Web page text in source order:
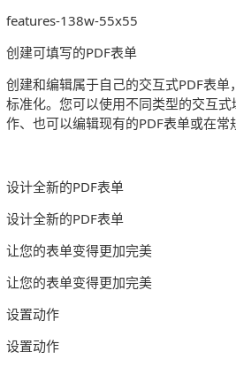
features-138w-55x55
创建可填写的PDF表单
创建和编辑属于自己的交互式PDF表
标准化。您可以使用不同类型的交互
作、也可以编辑现有的PDF表单或在常
设计全新的PDF表单
设计全新的PDF表单
让您的表单变得更加完美
让您的表单变得更加完美
设置动作
设置动作